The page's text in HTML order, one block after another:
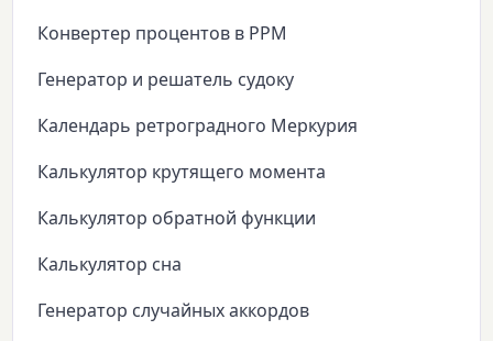
Конвертер процентов в PPM
Генератор и решатель судоку
Календарь ретроградного Меркурия
Калькулятор крутящего момента
Калькулятор обратной функции
Калькулятор сна
Генератор случайных аккордов